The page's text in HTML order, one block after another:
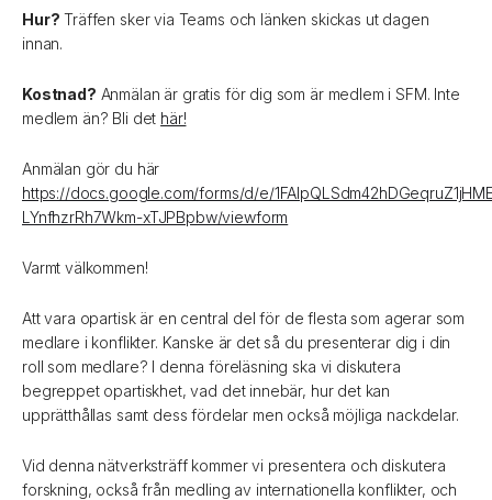
Hur? Träffen sker via Teams och länken skickas ut dagen
innan.
Kostnad? Anmälan är gratis för dig som är medlem i SFM. Inte
medlem än? Bli det här!
Anmälan gör du här
https://docs.google.com/forms/d/e/
LYnfhzrRh7Wkm-xTJPBpbw/viewform
Varmt välkommen!
Att vara opartisk är en central del för de flesta som agerar som
medlare i konflikter. Kanske är det så du presenterar dig i din
roll som medlare? I denna föreläsning ska vi diskutera
begreppet opartiskhet, vad det innebär, hur det kan
upprätthållas samt dess fördelar men också möjliga nackdelar.
Vid denna nätverksträff kommer vi presentera och diskutera
forskning, också från medling av internationella konflikter, och